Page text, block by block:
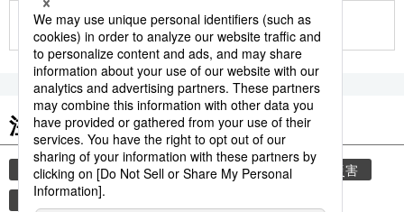
もっと見る
注目のキーワード
共同通信ニュース 気象・災害 気象庁
災害
地震
津波